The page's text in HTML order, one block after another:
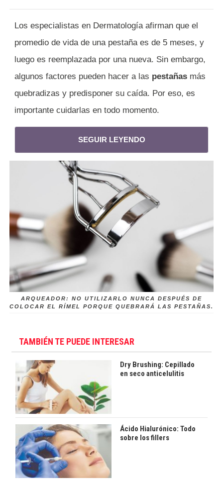
Los especialistas en Dermatología afirman que el
promedio de vida de una pestaña es de 5 meses, y
luego es reemplazada por una nueva. Sin embargo,
algunos factores pueden hacer a las pestañas más
quebradizas y predisponer su caída. Por eso, es
importante cuidarlas en todo momento.
SEGUIR LEYENDO
ARQUEADOR: NO UTILIZARLO NUNCA DESPUÉS DE
COLOCAR EL RÍMEL PORQUE QUEBRARÁ LAS PESTAÑAS.
TAMBIÉN TE PUEDE INTERESAR
Dry Brushing: Cepillado
en seco anticelulitis
Ácido Hialurónico: Todo
sobre los fillers